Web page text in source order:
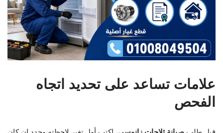
علامات تساعد على تحديد اتجاه
الفحص